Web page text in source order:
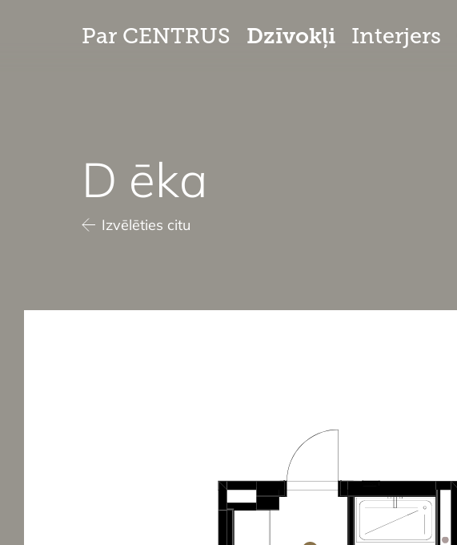
Par CENTRUS Dzīvokļi Interjers
D ēka
Izvēlēties citu